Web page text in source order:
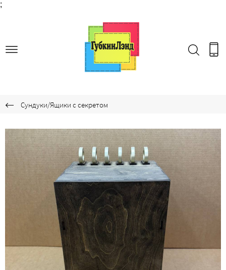
;
Сундуки/Ящики с секретом